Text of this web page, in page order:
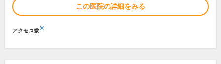
この医院の詳細をみる
アクセス数※